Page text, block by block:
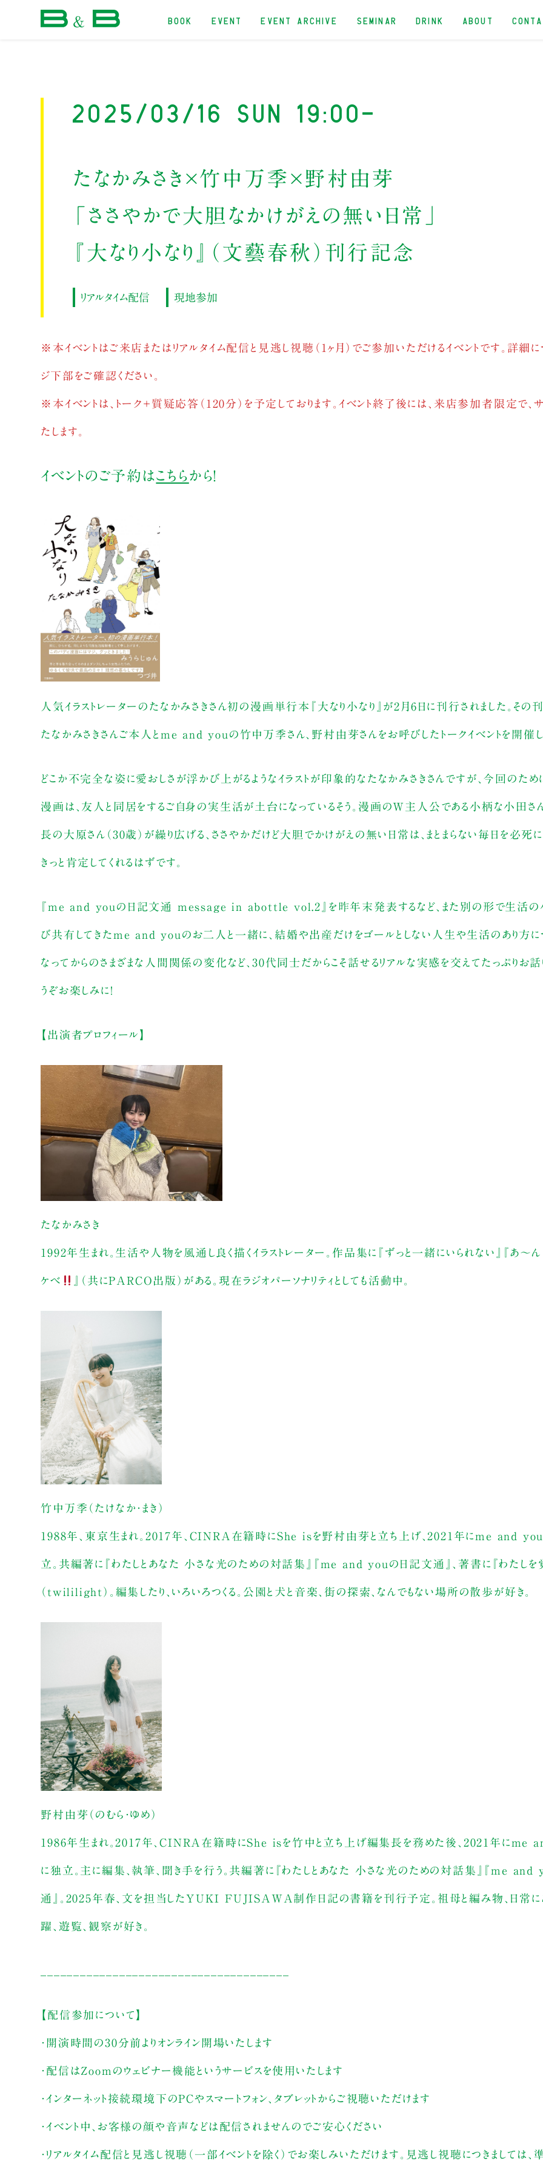
BOOK EVENT EVENT ARCHIVE SEMINAR DRINK ABOUT
2025/03/16 Sun 19:00-
たなかみさき×竹中万季×野村由芽
「ささやかで大胆なかけがえの無い日常」
『大なり小なり』（文藝春秋）刊行記念
リアルタイム配信 現地参加
※本イベントはご来店またはリアルタイム配信と見逃し視聴（1ヶ月）でご参加いただけるイベントです。詳細に
ジ下部をご確認ください。
※本イベントは、トーク＋質疑応答（120分）を予定しております。イベント終了後には、来店参加者限定で、
たします。
イベントのご予約はこちらから！
人気イラストレーターのたなかみさきさん初の漫画単行本『大なり小なり』が2月6日に刊行されました。その刊
たなかみさきさんご本人とme and youの竹中万季さん、野村由芽さんをお呼びしたトークイベントを開催し
どこか不完全な姿に愛おしさが浮かび上がるようなイラストが印象的なたなかみさきさんですが、今回のため
漫画は、友人と同居をするご自身の実生活が土台になっているそう。漫画のW主人公である小柄な小田さ
長の大原さん（30歳）が繰り広げる、ささやかだけど大胆でかけがえの無い日常は、まとまらない毎日を必死
きっと肯定してくれるはずです。
『me and youの日記文通 message in abottle vol.2』を昨年末発表するなど、また別の形で生活の
び共有してきたme and youのお二人と一緒に、結婚や出産だけをゴールとしない人生や生活のあり方に
なってからのさまざまな人間関係の変化など、30代同士だからこそ話せるリアルな実感を交えてたっぷりお話
うぞお楽しみに！
【出演者プロフィール】
たなかみさき
1992年生まれ。生活や人物を風通し良く描くイラストレーター。作品集に『ずっと一緒にいられない』『あ～
ケベ 』（共にPARCO出版）がある。現在ラジオパーソナリティとしても活動中。
竹中万季（たけなか・まき）
1988年、東京生まれ。2017年、CINRA在籍時にShe isを野村由芽と立ち上げ、2021年にme and you
立。共編著に『わたしとあなた 小さな光のための対話集』『me and youの日記文通』、著書に『わたしを
（twililight）。編集したり、いろいろつくる。公園と犬と音楽、街の探索、なんでもない場所の散歩が好き。
野村由芽（のむら・ゆめ）
1986年生まれ。2017年、CINRA在籍時にShe isを竹中と立ち上げ編集長を務めた後、2021年にme
に独立。主に編集、執筆、聞き手を行う。共編著に『わたしとあなた 小さな光のための対話集』『me
通』。2025年春、文を担当したYUKI FUJISAWA制作日記の書籍を刊行予定。祖母と編み物、日常に
躍、遊覧、観察が好き。
【配信参加について】
・開演時間の30分前よりオンライン開場いたします
・配信はZoomのウェビナー機能というサービスを使用いたします
・インターネット接続環境下のPCやスマートフォン、タブレットからご視聴いただけます
・イベント中、お客様の顔や音声などは配信されませんのでご安心ください
・リアルタイム配信と見逃し視聴（一部イベントを除く）でお楽しみいただけます。見逃し視聴につきましては